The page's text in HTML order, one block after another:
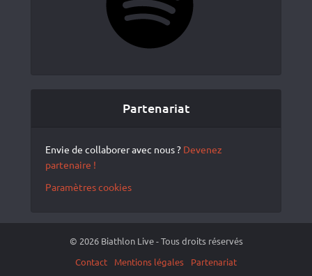
Partenariat
Envie de collaborer avec nous ? Devenez
partenaire !
Paramètres cookies
© 2026 Biathlon Live - Tous droits réservés
Contact
Mentions légales Partenariat